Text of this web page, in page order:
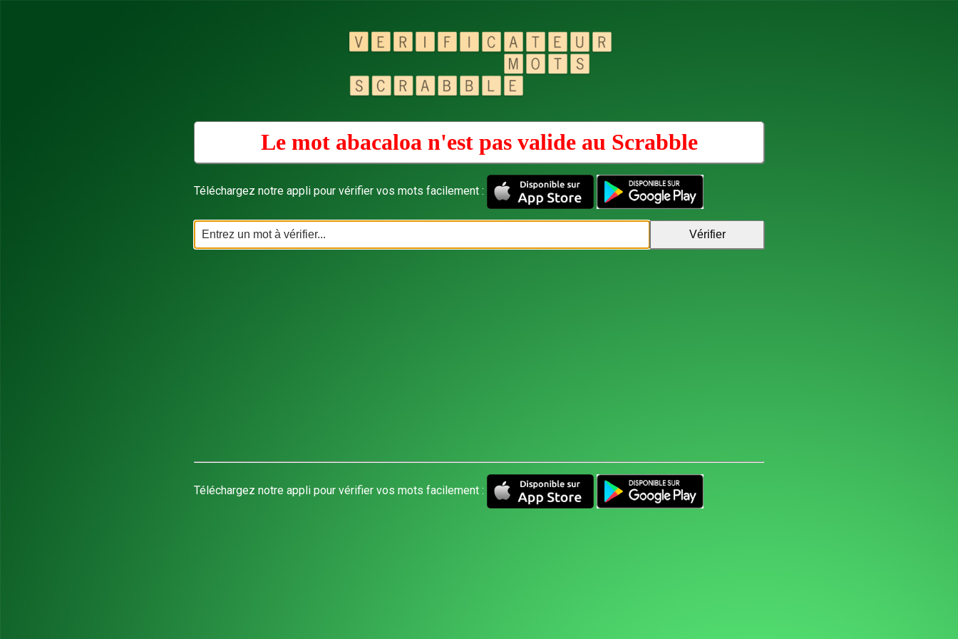
Le mot abacaloa n'est pas valide au Scrabble
Téléchargez notre appli pour vérifier vos mots facilement :
Téléchargez notre appli pour vérifier vos mots facilement :